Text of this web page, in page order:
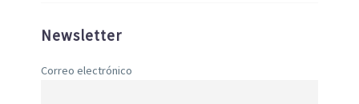
Newsletter
Correo electrónico